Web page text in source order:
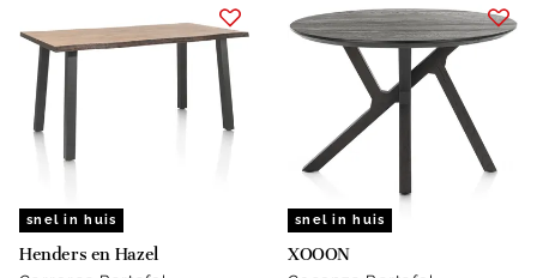
snel in huis
Henders en Hazel
snel in huis
XOOON